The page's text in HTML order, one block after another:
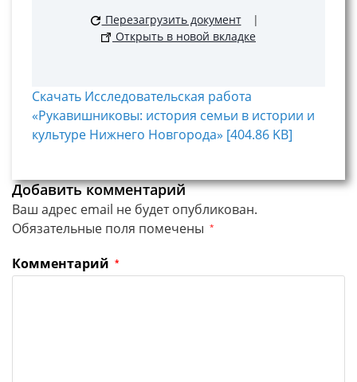
Перезагрузить документ
|
Открыть в новой вкладке
Скачать Исследовательская работа
«Рукавишниковы: история семьи в истории и
культуре Нижнего Новгорода» [404.86 KB]
Добавить комментарий
Ваш адрес email не будет опубликован.
Обязательные поля помечены *
Комментарий *